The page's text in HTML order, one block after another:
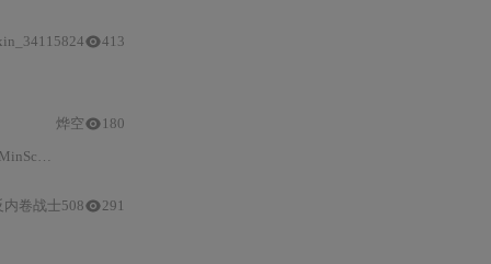
413
性、重复定位
烨空 180
内卷战士508 291